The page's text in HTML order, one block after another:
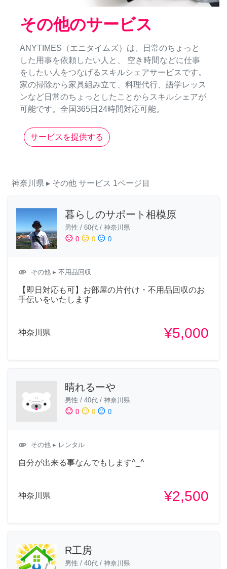
その他のサービス
ANYTIMES（エニタイムズ）は、日常のちょっと
した用事を依頼したい人と、 空き時間などに仕事
をしたい人をつなげるスキルシェアサービスです。
家の掃除から家具組み立て、料理代行、語学レッス
ンなど日常のちょっとしたことからスキルシェアが
可能です。全国365日24時間対応可能。
サービスを提供する
神奈川県 ▸ その他 サービス 1ページ目
暮らしのサポート相模原
男性 / 60代 / 神奈川県
sentiment_satisfied 0 sentiment_neutral 0 sentiment_dissatisfied 0
attachment その他 ▸ 不用品回収
【即日対応も可】お部屋の片付け・不用品回収のお
手伝いをいたします
神奈川県 ¥5,000
晴れるーや
男性 / 40代 / 神奈川県
sentiment_satisfied 0 sentiment_neutral 0 sentiment_dissatisfied 0
attachment その他 ▸ レンタル
自分が出来る事なんでもします^_^
神奈川県 ¥2,500
R工房
男性 / 40代 / 神奈川県